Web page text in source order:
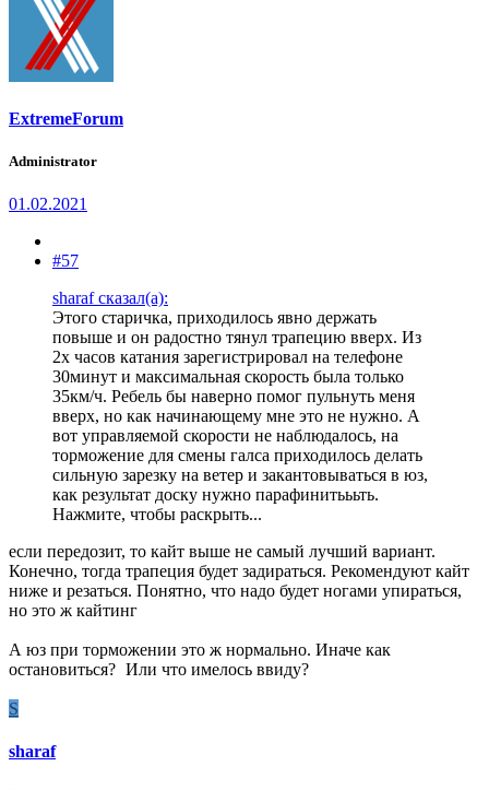
ExtremeForum
Administrator
01.02.2021
#57
sharaf сказал(а):
Этого старичка, приходилось явно держать
повыше и он радостно тянул трапецию вверх. Из
2х часов катания зарегистрировал на телефоне
30минут и максимальная скорость была только
35км/ч. Ребель бы наверно помог пульнуть меня
вверх, но как начинающему мне это не нужно. А
вот управляемой скорости не наблюдалось, на
торможение для смены галса приходилось делать
сильную зарезку на ветер и закантовываться в юз,
как результат доску нужно парафинитьььть.
Нажмите, чтобы раскрыть...
если передозит, то кайт выше не самый лучший вариант.
Конечно, тогда трапеция будет задираться. Рекомендуют кайт
ниже и резаться. Понятно, что надо будет ногами упираться,
но это ж кайтинг
А юз при торможении это ж нормально. Иначе как
остановиться? Или что имелось ввиду?
S
sharaf